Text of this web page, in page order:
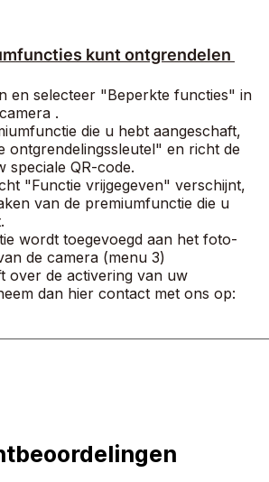
kunt ontgrendelen
en selecteer "Beperkte functies" in
.
die u hebt aangeschaft,
ontgrendelingssleutel" en richt de
speciale QR-code.
"Functie vrijgegeven" verschijnt,
van de premiumfunctie die u
wordt toegevoegd aan het foto-
de camera (menu 3)
over de activering van uw
dan hier contact met ons op: